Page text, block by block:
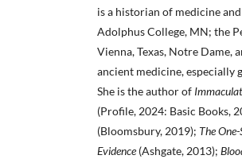
is a historian of medicine
Adolphus College, MN; the
Vienna, Texas, Notre Dame,
ancient medicine, especially
She is the author of
(Profile, 2024: Basic Books,
(Bloomsbury, 2019); The
Evidence(Ashgate, 2013);